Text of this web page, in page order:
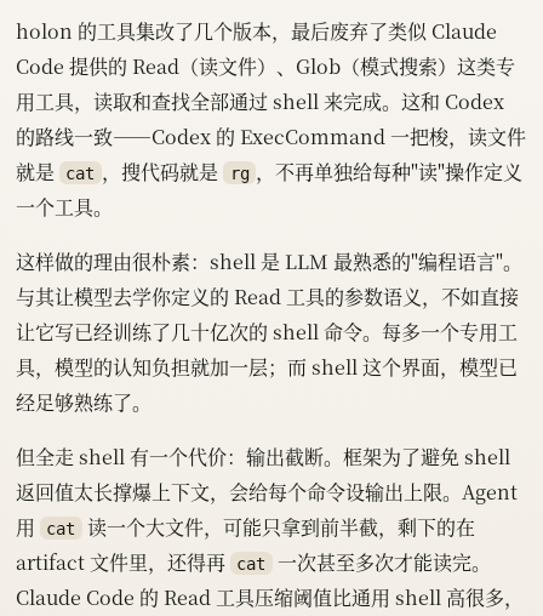
holon 的工具集改了几个版本，最后废弃了类似 Claude
Code 提供的 Read（读文件）、Glob（模式搜索）这类专
用工具，读取和查找全部通过 shell 来完成。这和 Codex
的路线一致——Codex 的 ExecCommand 一把梭，读文件
就是
cat ，搜代码就是 rg ，不再单独给每种"读"操作定义
一个工具。
这样做的理由很朴素：shell 是 LLM 最熟悉的"编程语言"。
与其让模型去学你定义的 Read 工具的参数语义，不如直接
让它写已经训练了几十亿次的 shell 命令。每多一个专用工
具，模型的认知负担就加一层；而 shell 这个界面，模型已
经足够熟练了。
但全走 shell 有一个代价：输出截断。框架为了避免 shell
返回值太长撑爆上下文，会给每个命令设输出上限。Agent
用
cat
读一个大文件，可能只拿到前半截，剩下的在
artifact 文件里，还得再
cat
一次甚至多次才能读完。
Claude Code 的 Read 工具压缩阈值比通用 shell 高很多，